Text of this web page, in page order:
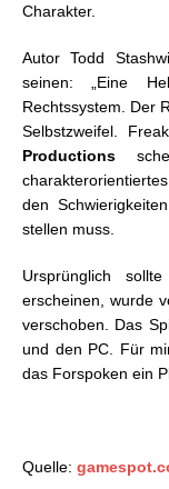
Charakter.
Autor Todd
seinen: „Eine
Rechtssystem. Der
Selbstzweifel.
Productions
den
stellen muss.
Ursprünglich
erscheinen, wurde
verschoben. Das
und den PC. Für
das Forspoken ein
Quelle: